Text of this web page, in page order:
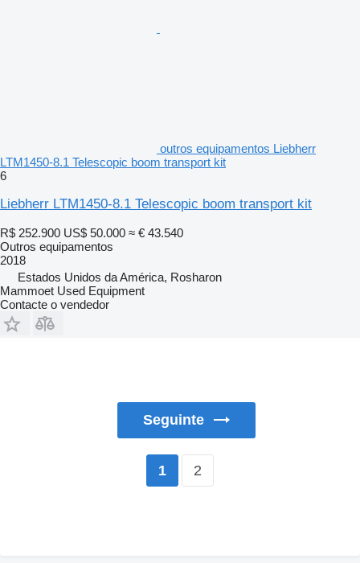
outros equipamentos Liebherr
LTM1450-8.1 Telescopic boom transport kit
6
Liebherr LTM1450-8.1 Telescopic boom transport kit
R$ 252.900 US$ 50.000 ≈ € 43.540
Outros equipamentos
2018
Estados Unidos da América, Rosharon
Mammoet Used Equipment
Contacte o vendedor
Seguinte
1 2